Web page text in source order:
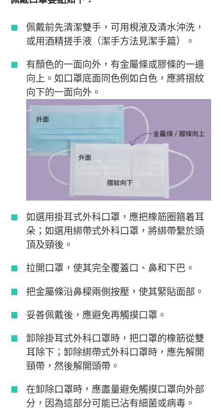
佩戴前先清潔雙手，可用梘液及清水沖洗，
或用酒精搓手液（潔手方法見潔手篇）。
有顏色的一面向外，有金屬條或膠條的一邊
向上。如口罩底面同色例如白色，應將摺紋
向下的一面向外。
如選用掛耳式外科口罩，應把橡筋圈箍着耳
朵；如選用綁帶式外科口罩，將綁帶繫於頭
頂及頸後。
拉開口罩，使其完全覆蓋口、鼻和下巴。
把金屬條沿鼻樑兩側按壓，使其緊貼面部。
妥善佩戴後，應避免再觸摸口罩。
卸除掛耳式外科口罩時，把口罩的橡筋從雙
耳除下；卸除綁帶式外科口罩時，應先解開
頸帶，然後解開頭帶。
在卸除口罩時，應盡量避免觸摸口罩向外部
分，因為這部分可能已沾有細菌或病毒。